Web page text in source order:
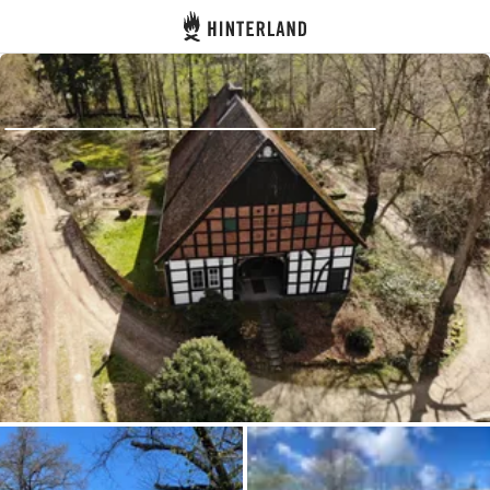
Hinterland
Se connecter
Créer un compte
Devenir hôte·sse
Emplacements
Hébergements
Routes